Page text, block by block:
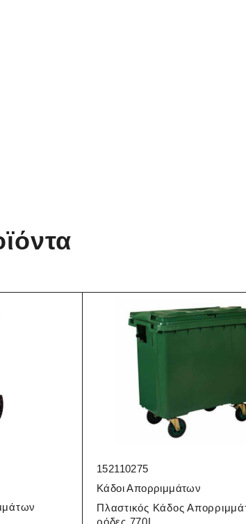
152110275
Κάδοι Απορριμμάτων
Πλαστικός Κάδος
ρόδες 770L